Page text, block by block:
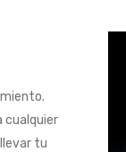
cualquier
tu